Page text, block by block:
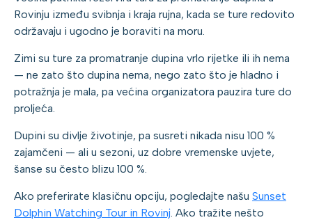
Rovinju između svibnja i kraja rujna, kada se ture redovito
održavaju i ugodno je boraviti na moru.
Zimi su ture za promatranje dupina vrlo rijetke ili ih nema
— ne zato što dupina nema, nego zato što je hladno i
potražnja je mala, pa većina organizatora pauzira ture do
proljeća.
Dupini su divlje životinje, pa susreti nikada nisu 100 %
zajamčeni — ali u sezoni, uz dobre vremenske uvjete,
šanse su često blizu 100 %.
Ako preferirate klasičnu opciju, pogledajte našu Sunset
Dolphin Watching Tour in Rovinj . Ako tražite nešto